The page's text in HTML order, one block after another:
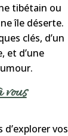
tibétain ou
île déserte.
clés, d’un
et d’une
d’explorer vos